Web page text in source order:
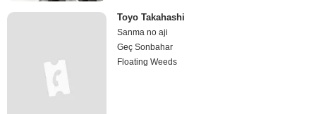
Toyo Takahashi
Sanma no aji
Geç Sonbahar
Floating Weeds